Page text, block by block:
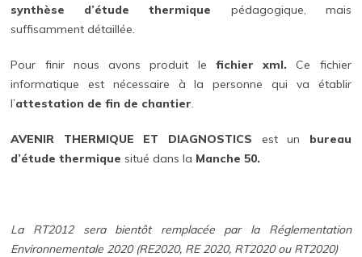
synthèse d’étude thermique pédagogique, mais
suffisamment détaillée.
Pour finir nous avons produit le fichier xml. Ce fichier
informatique est nécessaire à la personne qui va établir
l’attestation de fin de chantier.
AVENIR THERMIQUE ET DIAGNOSTICS est un bureau
d’étude thermique situé dans la Manche 50.
La RT2012 sera bientôt remplacée par la Réglementation
Environnementale 2020 (RE2020, RE 2020, RT2020 ou RT2020)